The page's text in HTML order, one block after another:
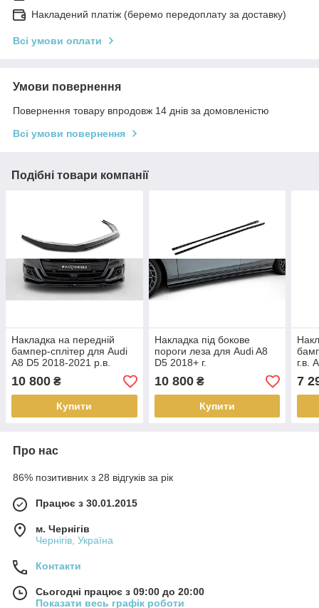
Накладений платіж (беремо передоплату за доставку)
Всі умови оплати
Умови повернення
Повернення товару впродовж 14 днів за домовленістю
Всі умови повернення
Подібні товари компанії
Накладка на передній
бампер-сплітер для Audi
A8 D5 2018-2021 р.в.
S8/S-line дорестайлінг
10 800 ₴
Купити
Накладка під бокове
пороги леза для Audi A8
D5 2018+ г.
10 800₴
Купити
г.в.
7
Про нас
86% позитивних з 28 відгуків за рік
Працює з 30.01.2015
м. Чернігів
Чернігів, Україна
Контакти
Сьогодні працює з 09:00 до 20:00
Показати весь графік роботи